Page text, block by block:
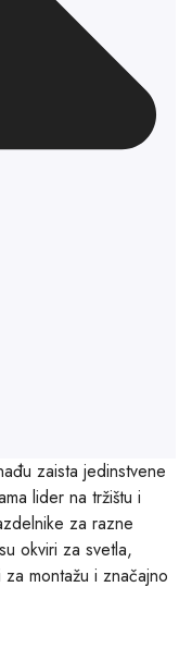
zaista jedinstvene
lider na tržištu i
za razne
okviri za svetla,
montažu i značajno